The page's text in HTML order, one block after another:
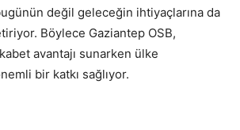
değil geleceğin ihtiyaçlarına da
Böylece Gaziantep OSB,
avantajı sunarken ülke
bir katkı sağlıyor.